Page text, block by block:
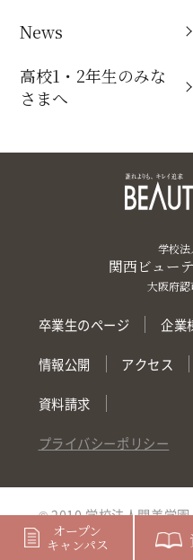
News
高校1・2年生のみな
さまへ
オープン
キャンパス
学校法
関西ビュー
大阪府
卒業生のページ 企業
情報公開 アクセス
資料請求
プライバシーポリシー
© 2010 学校法人関美学